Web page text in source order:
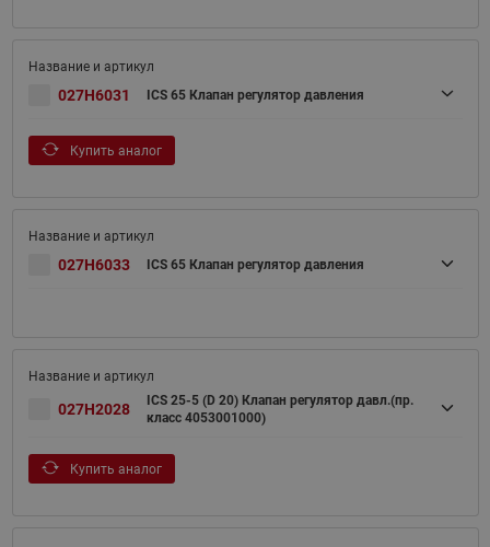
027H6031 ICS 65 Клапан регулятор давления
Купить аналог
027H6033 ICS 65 Клапан регулятор давления
027H2028
ICS 25-5 (D 20) Клапан регулятор давл.(пр.
класс 4053001000)
Купить аналог